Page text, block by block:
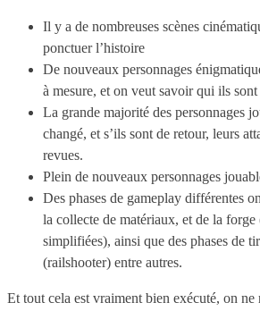
Il y a de nombreuses scènes
ponctuer l’histoire
De nouveaux personnages
à mesure, et on veut savoir qui ils sont
La grande majorité des personnages
changé, et s’ils sont de retour, leurs
revues.
Plein de nouveaux personnages
Des phases de gameplay différentes
la collecte de matériaux, et de la forge
simplifiées), ainsi que des phases de
(railshooter) entre autres.
Et tout cela est vraiment bien exécuté, on ne